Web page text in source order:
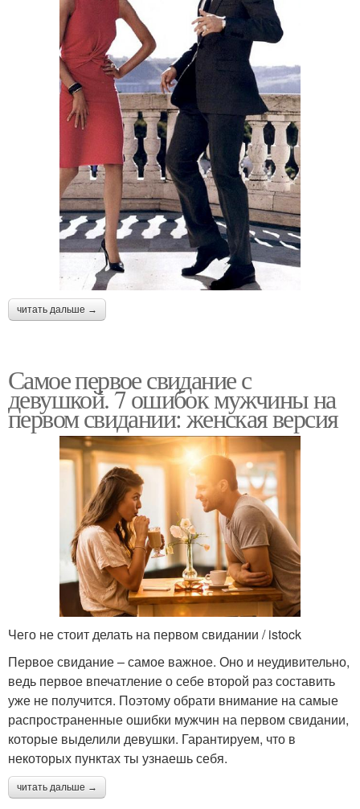
читать дальше →
Самое первое свидание с
девушкой. 7 ошибок мужчины на
первом свидании: женская версия
Чего не стоит делать на первом свидании / istock
Первое свидание – самое важное. Оно и неудивительно,
ведь первое впечатление о себе второй раз составить
уже не получится. Поэтому обрати внимание на самые
распространенные ошибки мужчин на первом свидании,
которые выделили девушки. Гарантируем, что в
некоторых пунктах ты узнаешь себя.
читать дальше →